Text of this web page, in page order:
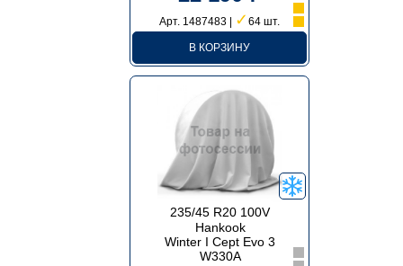
Арт. 1487483 | ✓64 шт.
В КОРЗИНУ
235/45 R20 100V
Hankook
Winter I Cept Evo 3
W330A